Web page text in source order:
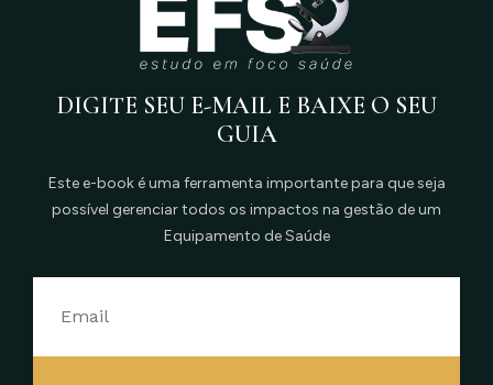
DIGITE SEU E-MAIL E BAIXE O SEU
GUIA
Este e-book é uma ferramenta importante para que seja
possível gerenciar todos os impactos na gestão de um
Equipamento de Saúde